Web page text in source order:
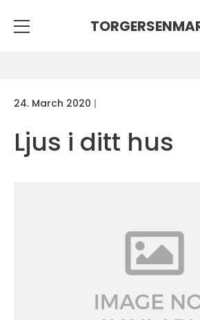
24. March 2020
Ljus i ditt hus